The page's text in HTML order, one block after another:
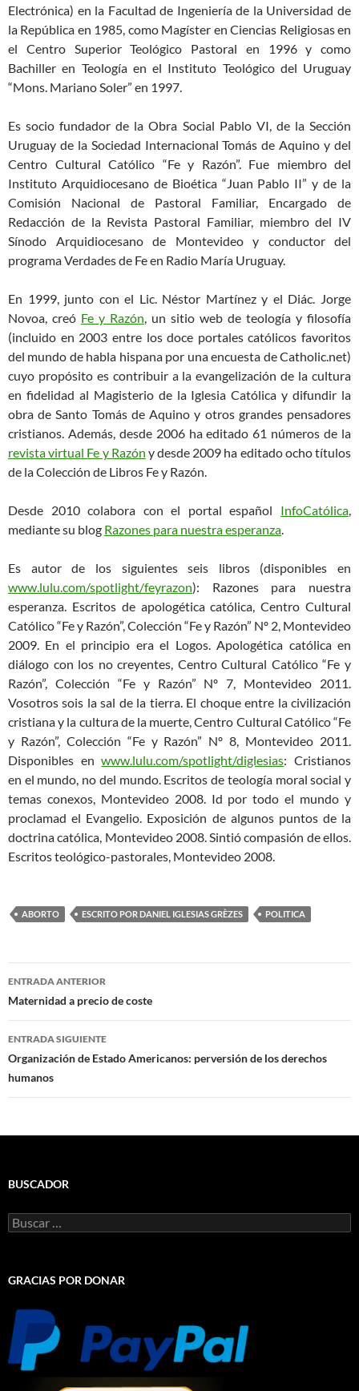
Electrónica) en la Facultad de Ingeniería de la Universidad de
la República en 1985, como Magíster en Ciencias Religiosas en
el Centro Superior Teológico Pastoral en 1996 y como
Bachiller en Teología en el Instituto Teológico del Uruguay
“Mons. Mariano Soler” en 1997.
Es socio fundador de la Obra Social Pablo VI, de la Sección
Uruguay de la Sociedad Internacional Tomás de Aquino y del
Centro Cultural Católico “Fe y Razón”. Fue miembro del
Instituto Arquidiocesano de Bioética “Juan Pablo II” y de la
Comisión Nacional de Pastoral Familiar, Encargado de
Redacción de la Revista Pastoral Familiar, miembro del IV
Sínodo Arquidiocesano de Montevideo y conductor del
programa Verdades de Fe en Radio María Uruguay.
En 1999, junto con el Lic. Néstor Martínez y el Diác. Jorge
Novoa, creó Fe y Razón, un sitio web de teología y filosofía
(incluido en 2003 entre los doce portales católicos favoritos
del mundo de habla hispana por una encuesta de Catholic.net)
cuyo propósito es contribuir a la evangelización de la cultura
en fidelidad al Magisterio de la Iglesia Católica y difundir la
obra de Santo Tomás de Aquino y otros grandes pensadores
cristianos. Además, desde 2006 ha editado 61 números de la
revista virtual Fe y Razón y desde 2009 ha editado ocho títulos
de la Colección de Libros Fe y Razón.
Desde 2010 colabora con el portal español InfoCatólica,
mediante su blog Razones para nuestra esperanza.
Es autor de los siguientes seis libros (disponibles en
www.lulu.com/spotlight/feyrazon): Razones para nuestra
esperanza. Escritos de apologética católica, Centro Cultural
Católico “Fe y Razón”, Colección “Fe y Razón” Nº 2, Montevideo
2009. En el principio era el Logos. Apologética católica en
diálogo con los no creyentes, Centro Cultural Católico “Fe y
Razón”, Colección “Fe y Razón” Nº 7, Montevideo 2011.
Vosotros sois la sal de la tierra. El choque entre la civilización
cristiana y la cultura de la muerte, Centro Cultural Católico “Fe
y Razón”, Colección “Fe y Razón” Nº 8, Montevideo 2011.
Disponibles enwww.lulu.com/spotlight/diglesias: Cristianos
en el mundo, no del mundo. Escritos de teología moral social y
temas conexos, Montevideo 2008. Id por todo el mundo y
proclamad el Evangelio. Exposición de algunos puntos de la
doctrina católica, Montevideo 2008. Sintió compasión de ellos.
Escritos teológico-pastorales, Montevideo 2008.
ABORTO ESCRITO POR DANIEL IGLESIAS GRÈZES POLITICA
Navegación
de
entradas
ENTRADA ANTERIOR
Maternidad a precio de coste
ENTRADA SIGUIENTE
Organización de Estado Americanos: perversión de los derechos
humanos
BUSCADOR
Buscar:
GRACIAS POR DONAR